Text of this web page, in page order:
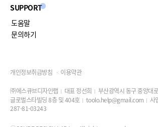
SUPPORT
도움말
문의하기
개인정보취급방침 이용약관
㈜에스큐브디자인랩 대표 정선희
부산광역시 동구 중앙대
글로벌스타빌딩 8층 및 404호
toolo.help@gmail.com
사
287-81-03243